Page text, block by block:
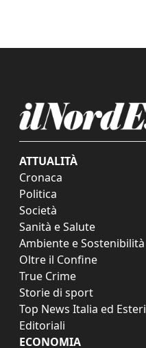
ATTUALITÀ
Cronaca
Politica
Società
Sanità e Salute
Ambiente e Sostenibilità
Oltre il Confine
True Crime
Storie di sport
Top News Italia ed Esteri
Editoriali
ECONOMIA